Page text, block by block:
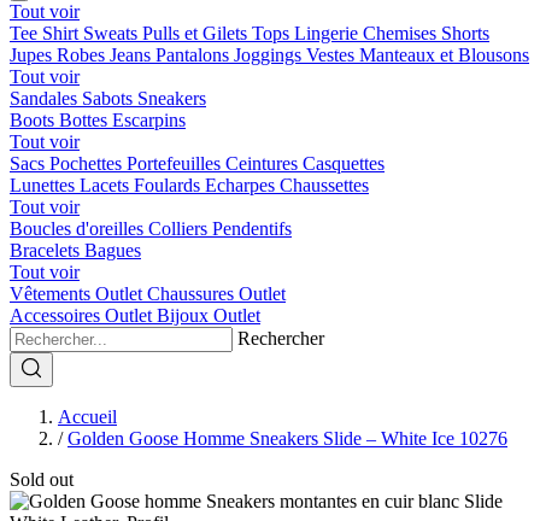
Tout voir
Tee Shirt Sweats Pulls et Gilets Tops Lingerie Chemises Shorts
Jupes Robes Jeans Pantalons Joggings Vestes Manteaux et Blousons
Tout voir
Sandales Sabots Sneakers
Boots Bottes Escarpins
Tout voir
Sacs Pochettes Portefeuilles Ceintures Casquettes
Lunettes Lacets Foulards Echarpes Chaussettes
Tout voir
Boucles d'oreilles Colliers Pendentifs
Bracelets Bagues
Tout voir
Vêtements Outlet Chaussures Outlet
Accessoires Outlet Bijoux Outlet
Rechercher
Accueil
/ Golden Goose Homme Sneakers Slide – White Ice 10276
Sold out